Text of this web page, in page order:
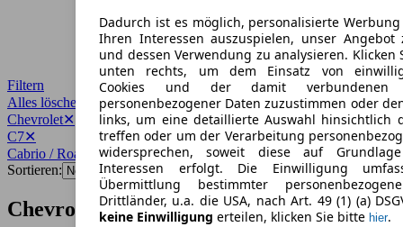
Dadurch ist es möglich, personalisierte
Ihren Interessen auszuspielen, unser Angebot
und dessen Verwendung zu analysieren. Klicken
unten rechts, um dem Einsatz von
Cookies und der damit verbundenen
personenbezogener Daten zuzustimmen oder
links, um eine detaillierte Auswahl hinsichtlich
treffen oder um der Verarbeitung
widersprechen, soweit diese auf
Interessen erfolgt. Die Einwilligung
Übermittlung bestimmter
Drittländer, u.a. die USA, nach Art. 49 (1) (a)
keine Einwilligung erteilen, klicken Sie bitte hier.
Filtern
Alles löschen
Chevrolet✕
C7✕
Cabrio / Roadster✕
Sortieren:
Chevrolet C7 Cabrio / Roadster Angebote